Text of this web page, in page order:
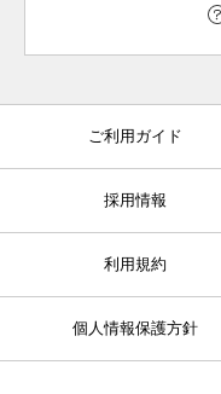
ご利用ガイド
採用情報
利用規約
個人情報保護方針